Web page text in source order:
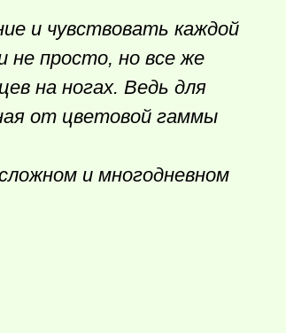
и чувствовать каждой
не просто, но все же
на ногах. Ведь для
от цветовой гаммы
и многодневном